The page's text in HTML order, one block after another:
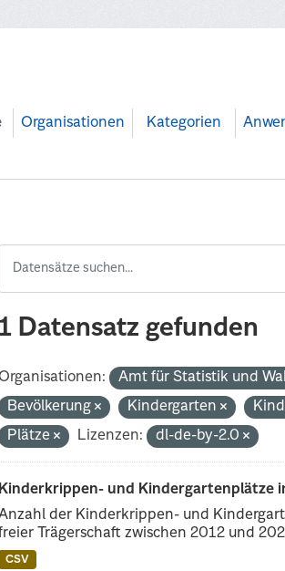
Organisationen Kategorien
1 Datensatz gefunden
Amt für Statistik und
Bevölkerung
Kindergarten
Plätze
Lizenzen: dl-de-by-2.0
Kinderkrippen- und Kindergartenplätze
der Kinderkrippen- und
Trägerschaft zwischen 2012 und
CSV